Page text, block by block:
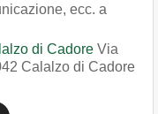
ecc. a
di Cadore Via
Calalzo di Cadore